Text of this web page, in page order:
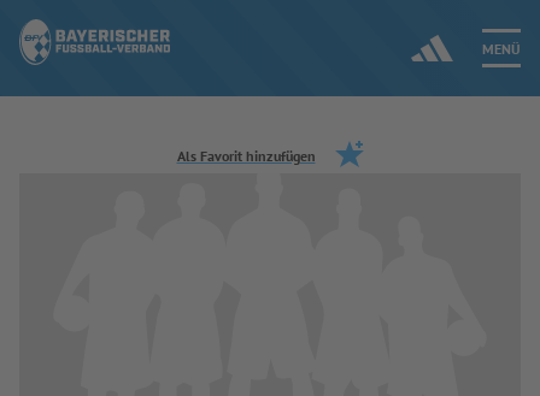
MENÜ
Jetzt einloggen
Als Favorit hinzufügen